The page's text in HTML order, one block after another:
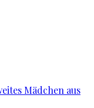
Mädchen aus